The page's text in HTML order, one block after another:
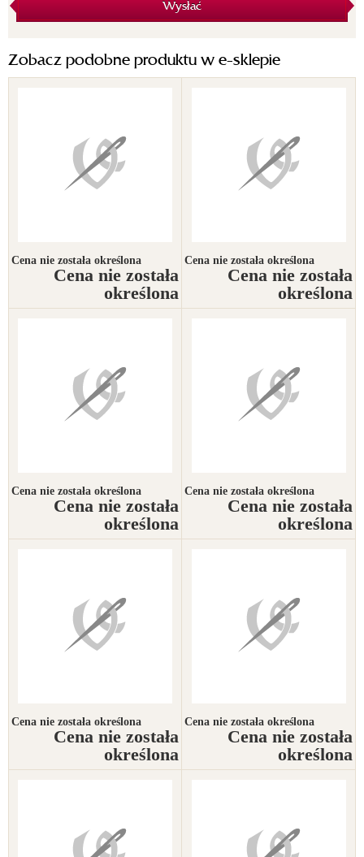
Wysłać
Zobacz podobne produktu w e-sklepie
Cena nie została określona
Cena nie została
określona
Cena nie została określona
Cena nie została
określona
Cena nie została określona
Cena nie została
określona
Cena nie została określona
Cena nie została
określona
Cena nie została określona
Cena nie została
określona
Cena nie została określona
Cena nie została
określona